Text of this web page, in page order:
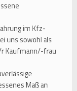
im Kfz-
uns sowohl als
r Kaufmann/-frau
Maß an